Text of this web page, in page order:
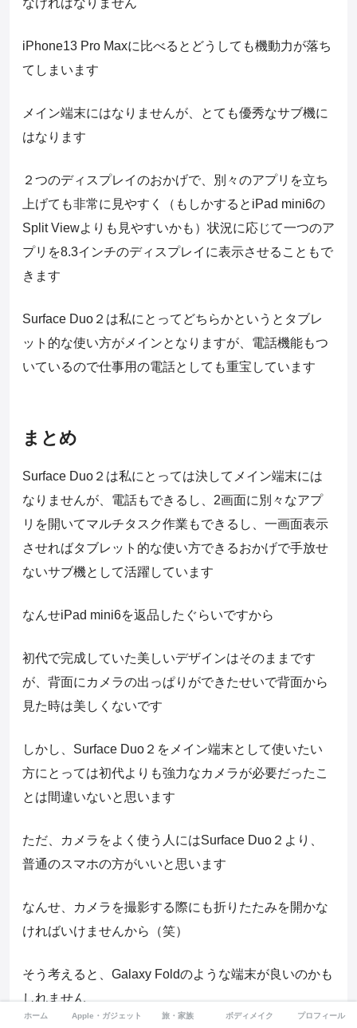
なければなりません
iPhone13 Pro Maxに比べるとどうしても機動力が落ち
てしまいます
メイン端末にはなりませんが、とても優秀なサブ機に
はなります
２つのディスプレイのおかげで、別々のアプリを立ち
上げても非常に見やすく（もしかするとiPad mini6の
Split Viewよりも見やすいかも）状況に応じて一つのア
プリを8.3インチのディスプレイに表示させることもで
きます
Surface Duo２は私にとってどちらかというとタブレ
ット的な使い方がメインとなりますが、電話機能もつ
いているので仕事用の電話としても重宝しています
まとめ
Surface Duo２は私にとっては決してメイン端末には
なりませんが、電話もできるし、2画面に別々なアプ
リを開いてマルチタスク作業もできるし、一画面表示
させればタブレット的な使い方できるおかげで手放せ
ないサブ機として活躍しています
なんせiPad mini6を返品したぐらいですから
初代で完成していた美しいデザインはそのままです
が、背面にカメラの出っぱりができたせいで背面から
見た時は美しくないです
しかし、Surface Duo２をメイン端末として使いたい
方にとっては初代よりも強力なカメラが必要だったこ
とは間違いないと思います
ただ、カメラをよく使う人にはSurface Duo２より、
普通のスマホの方がいいと思います
なんせ、カメラを撮影する際にも折りたたみを開かな
ければいけませんから（笑）
そう考えると、Galaxy Foldのような端末が良いのかも
しれません
ホーム Apple・ガジェット 旅・家族 ボディメイク プロフィール